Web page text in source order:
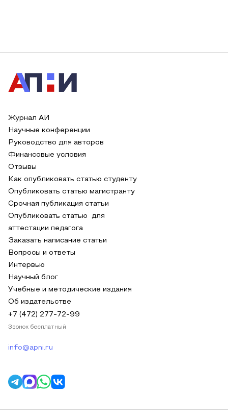
Журнал АИ
Научные конференции
Руководство для авторов
Финансовые условия
Отзывы
Как опубликовать статью студенту
Опубликовать статью магистранту
Срочная публикация статьи
Опубликовать статью для
аттестации педагога
Заказать написание статьи
Вопросы и ответы
Интервью
Научный блог
Учебные и методические издания
Об издательстве
+7 (472) 277-72-99
Звонок бесплатный
info@apni.ru